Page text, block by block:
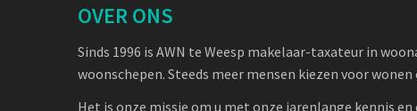
OVER ONS
Sinds 1996 is AWN te Weesp makelaar-taxateur in
woonschepen. Steeds meer mensen kiezen voor
Het is onze missie om u met onze jarenlange kennis en